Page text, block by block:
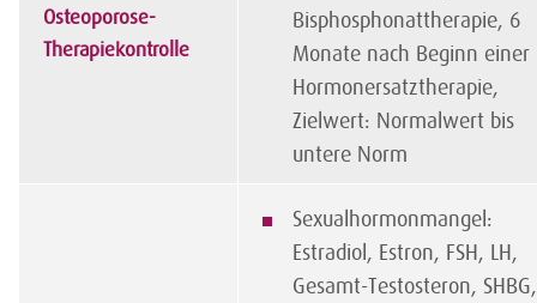
Osteoporose-
Therapiekontrolle
Bisphosphonattherapie, 6
Monate nach Beginn einer
Hormonersatztherapie,
Zielwert: Normalwert bis
untere Norm
Sexualhormonmangel:
Estradiol, Estron, FSH, LH,
Gesamt-Testosteron, SHBG,